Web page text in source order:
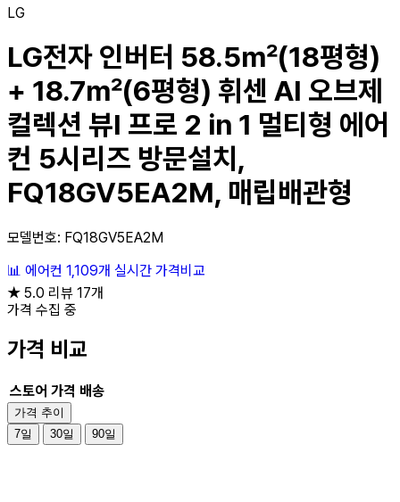
LG
LG전자 인버터 58.5㎡(18평형)
+ 18.7㎡(6평형) 휘센 AI 오브제
컬렉션 뷰I 프로 2 in 1 멀티형 에어
컨 5시리즈 방문설치,
FQ18GV5EA2M, 매립배관형
모델번호: FQ18GV5EA2M
📊 에어컨 1,109개 실시간 가격비교
★ 5.0 리뷰 17개
가격 수집 중
가격 비교
스토어 가격 배송
가격 추이
7일
30일 90일